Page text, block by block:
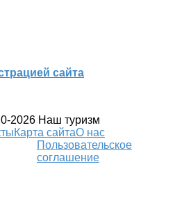
сайта
2026 Наш туризм
Карта сайтаО нас
Пользовательское
соглашение